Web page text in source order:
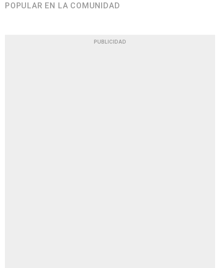
POPULAR EN LA COMUNIDAD
PUBLICIDAD